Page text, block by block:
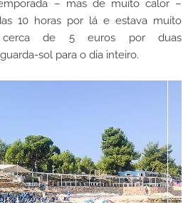
– mas de muito calor –
10 horas por lá e estava muito
cerca de 5 euros por duas
sol para o dia inteiro.